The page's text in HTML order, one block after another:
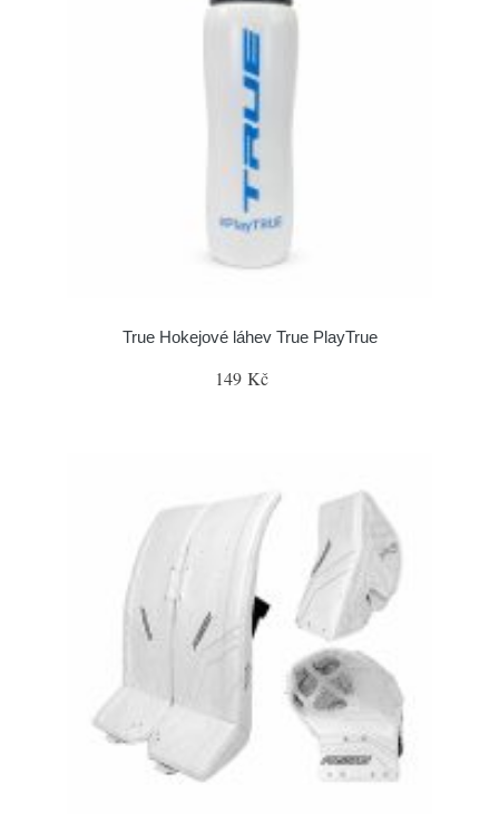
True Hokejové láhev True PlayTrue
149 Kč